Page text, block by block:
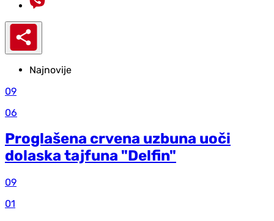
Najnovije
09
06
Proglašena crvena uzbuna uoči
dolaska tajfuna "Delfin"
09
01